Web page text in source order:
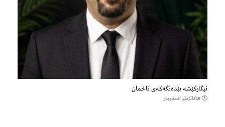
نیگارکێشە بێدەنگەکەی ناخمان
18كاتژمێر لەمەوبەر